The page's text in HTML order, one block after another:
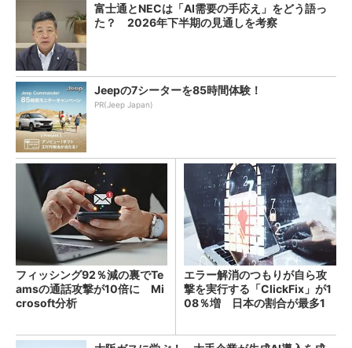
富士通とNECは「AI需要の手応え」をどう語っ
た？ 2026年下半期の見通しを考察
Jeepの7シーターを85時間体験！
PR(Jeep Japan)
フィッシング92％減の裏でTe
amsの通話攻撃が10倍に Mi
crosoft分析
エラー解消のつもりが自ら攻
撃を実行する「ClickFix」が1
08％増 日本の割合が最多1